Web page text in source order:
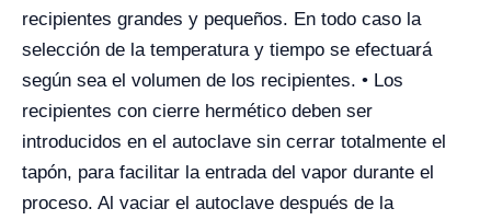
recipientes grandes y pequeños. En todo caso la
selección de la temperatura y tiempo se efectuará
según sea el volumen de los recipientes. • Los
recipientes con cierre hermético deben ser
introducidos en el autoclave sin cerrar totalmente el
tapón, para facilitar la entrada del vapor durante el
proceso. Al vaciar el autoclave después de la